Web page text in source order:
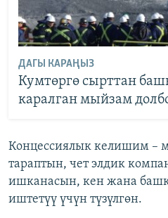
ДАГЫ КАРАҢЫЗ
Кумтөргө сырттан
каралган мыйзам
Концессиялык келишим –
тараптын, чет элдик
ишканасын, кен жана
иштетүү үчүн түзүлгөн.